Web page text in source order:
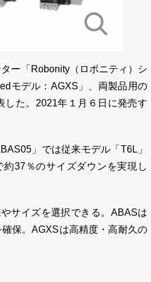
ー「Robonity（ロボニティ）シ
モデル：AGXS」、両製品用の
した。2021年１月６日に発売す
」では従来モデル「T6L」
37％のサイズダウンを実現し
サイズを選択できる。ABASは
保。AGXSは高精度・高耐久の